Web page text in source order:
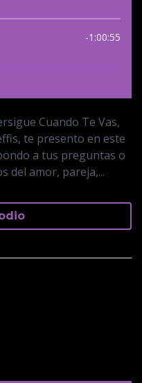
Cuando Te Vas,
te presento en este
a tus preguntas o
del amor, pareja,...